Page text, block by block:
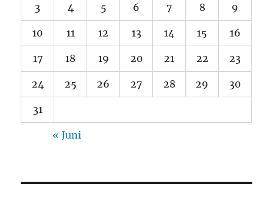
3 4 5 6 7 8 9
10 11 12 13 14 15 16
17 18 19 20 21 22 23
24 25 26 27 28 29 30
31
« Juni